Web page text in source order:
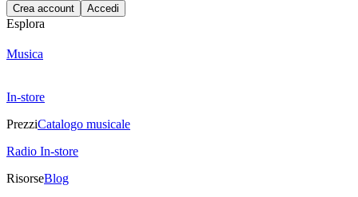
Crea account Accedi
Esplora
Musica
In-store
PrezziCatalogo musicale
Radio In-store
RisorseBlog